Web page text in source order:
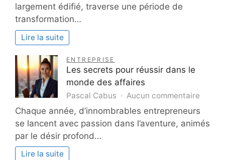
largement édifié, traverse une période de
transformation…
Lire la suite
ENTREPRISE
Les secrets pour réussir dans le
monde des affaires
Pascal Cabus Aucun commentaire
pour
Chaque année, d’innombrables entrepreneurs
se lancent avec passion dans l’aventure, animés
par le désir profond…
Lire la suite